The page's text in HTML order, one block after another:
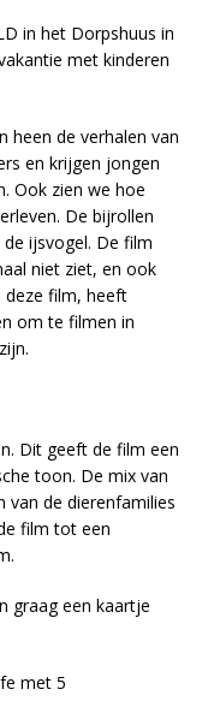
in het Dorpshuus in
met kinderen
heen de verhalen van
en krijgen jongen
Ook zien we hoe
De bijrollen
ijsvogel. De film
niet ziet, en ook
deze film, heeft
om te filmen in
Dit geeft de film een
toon. De mix van
van de dierenfamilies
film tot een
graag een kaartje
met 5